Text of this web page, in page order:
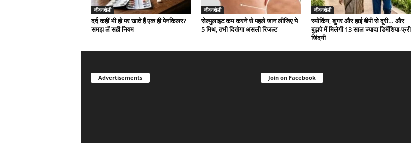
जीवनशैली
दर्द कहीं भी हो पर खाते हैं एक ही पेनकिलर?
समझ लें सही नियम
जीवनशैली
सेल्युलाइट कम करने से पहले जान लीजिए ये
5 मिथ, तभी दिखेगा असली रिजल्ट
जीवनशैली
स्मोकिंग, शुगर और हाई बीपी से दूरी… और
बुढ़ापे में मिलेगी 13 साल ज्यादा डिमेंशिया-फ्री
जिंदगी
Advertisements Join on Facebook